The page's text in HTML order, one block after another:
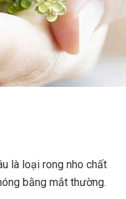
là loại rong nho chất
bằng mắt thường.